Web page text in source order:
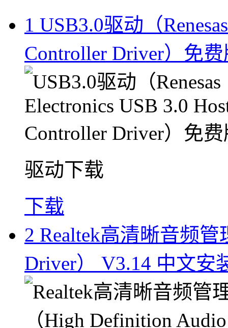
1 USB3.0驱动（
Controller Driver）免
驱动下载
下载
2 Realtek高清晰音频
Driver） V3.14 中文安